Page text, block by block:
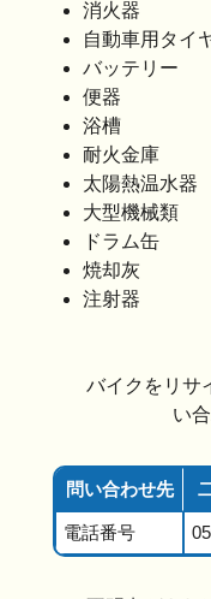
消火器
自動車用タイ
バッテリー
便器
浴槽
耐火金庫
太陽熱温水器
大型機械類
ドラム缶
焼却灰
注射器
バイクをリサ
い
問い合わせ先
電話番号